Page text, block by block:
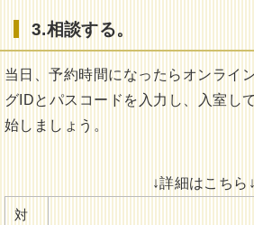
3.相談する。
当日、予約時間になったらオンライ
グIDとパスコードを入力し、入室し
始しましょう。
↓詳細はこちら↓
対